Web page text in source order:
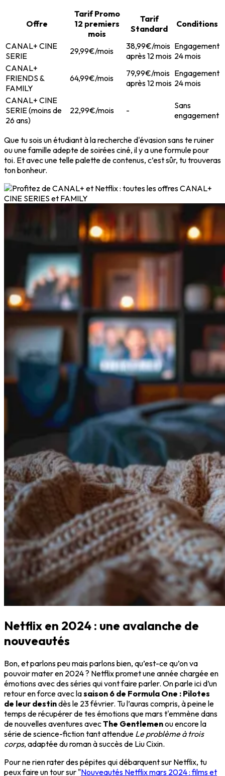
Offre
Tarif Promo
12 premiers
mois
Tarif
Standard
Conditions
CANAL+ CINE
SERIE
29,99€/mois
38,99€/mois
après 12 mois
Engagement
24 mois
CANAL+
FRIENDS &
FAMILY
64,99€/mois
79,99€/mois
après 12 mois
Engagement
24 mois
CANAL+ CINE
SERIE (moins de
26 ans)
22,99€/mois -
Sans
engagement
Que tu sois un étudiant à la recherche d'évasion sans te ruiner
ou une famille adepte de soirées ciné, il y a une formule pour
toi. Et avec une telle palette de contenus, c’est sûr, tu trouveras
ton bonheur.
Netflix en 2024 : une avalanche de
nouveautés
Bon, et parlons peu mais parlons bien, qu’est-ce qu’on va
pouvoir mater en 2024 ? Netflix promet une année chargée en
émotions avec des séries qui vont faire parler. On parle ici d’un
retour en force avec lasaison 6 de Formula One : Pilotes
de leur destindès le 23 février. Tu l’auras compris, à peine le
temps de récupérer de tes émotions que mars t'emmène dans
de nouvelles aventures avecThe Gentlemenou encore la
série de science-fiction tant attendue Le problème à trois
corps, adaptée du roman à succès de Liu Cixin.
Pour ne rien rater des pépites qui débarquent sur Netflix, tu
peux faire un tour sur "Nouveautés Netflix mars 2024 : films et